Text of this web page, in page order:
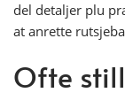
del detaljer plu
at anrette
Ofte